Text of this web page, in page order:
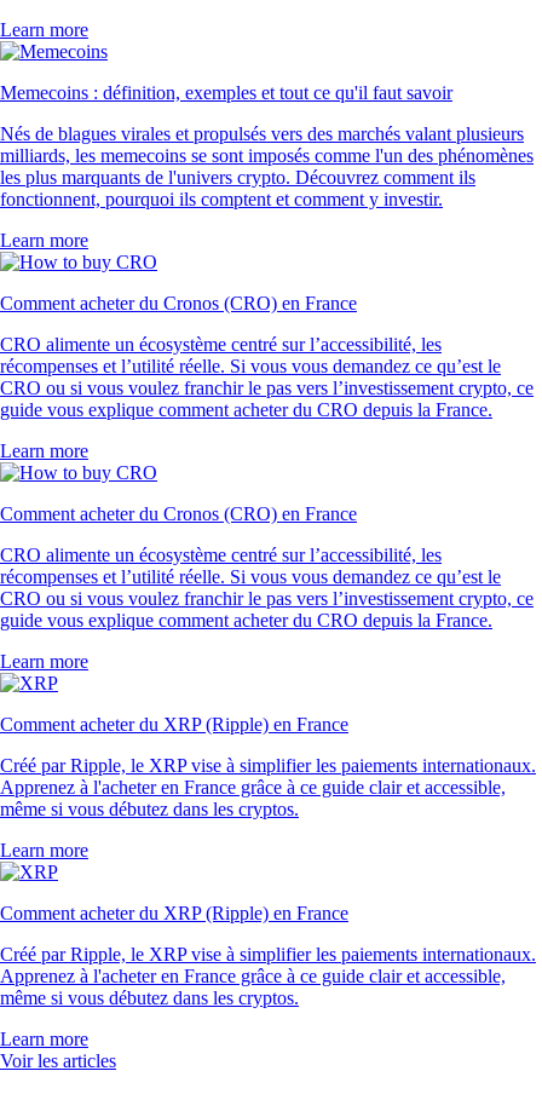
Learn more
Memecoins : définition, exemples et tout ce qu'il faut savoir
Nés de blagues virales et propulsés vers des marchés valant plusieurs
milliards, les memecoins se sont imposés comme l'un des phénomènes
les plus marquants de l'univers crypto. Découvrez comment ils
fonctionnent, pourquoi ils comptent et comment y investir.
Learn more
Comment acheter du Cronos (CRO) en France
CRO alimente un écosystème centré sur l’accessibilité, les
récompenses et l’utilité réelle. Si vous vous demandez ce qu’est le
CRO ou si vous voulez franchir le pas vers l’investissement crypto, ce
guide vous explique comment acheter du CRO depuis la France.
Learn more
Comment acheter du Cronos (CRO) en France
CRO alimente un écosystème centré sur l’accessibilité, les
récompenses et l’utilité réelle. Si vous vous demandez ce qu’est le
CRO ou si vous voulez franchir le pas vers l’investissement crypto, ce
guide vous explique comment acheter du CRO depuis la France.
Learn more
Comment acheter du XRP (Ripple) en France
Créé par Ripple, le XRP vise à simplifier les paiements internationaux.
Apprenez à l'acheter en France grâce à ce guide clair et accessible,
même si vous débutez dans les cryptos.
Learn more
Comment acheter du XRP (Ripple) en France
Créé par Ripple, le XRP vise à simplifier les paiements internationaux.
Apprenez à l'acheter en France grâce à ce guide clair et accessible,
même si vous débutez dans les cryptos.
Learn more
Voir les articles